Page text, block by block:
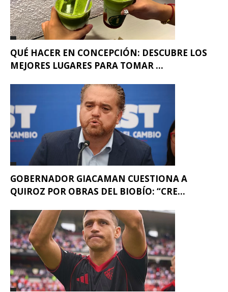
QUÉ HACER EN CONCEPCIÓN: DESCUBRE LOS
MEJORES LUGARES PARA TOMAR ...
GOBERNADOR GIACAMAN CUESTIONA A
QUIROZ POR OBRAS DEL BIOBÍO: “CRE...